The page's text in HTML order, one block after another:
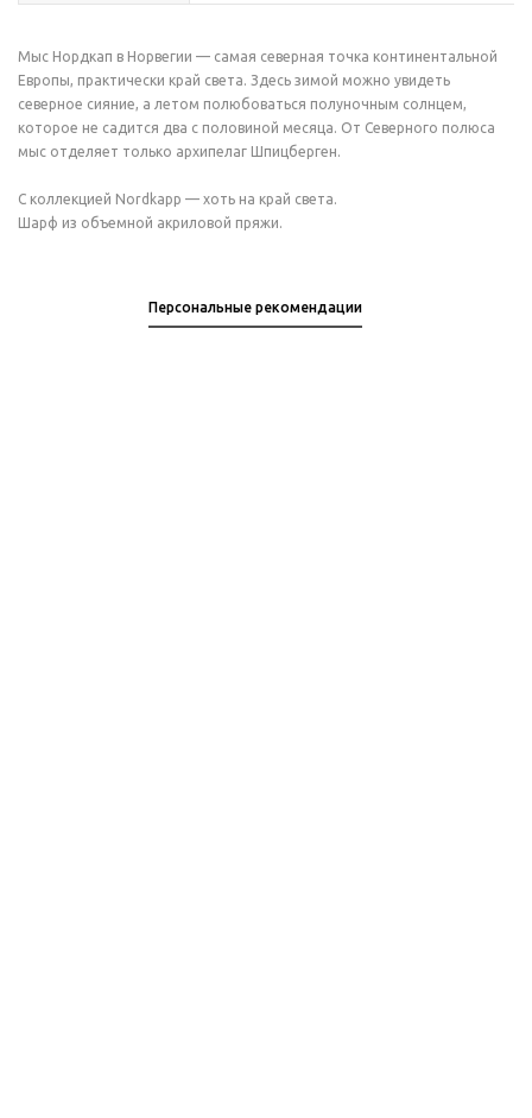
Мыс Нордкап в Норвегии — самая северная точка континентальной
Европы, практически край света. Здесь зимой можно увидеть
северное сияние, а летом полюбоваться полуночным солнцем,
которое не садится два с половиной месяца. От Северного полюса
мыс отделяет только архипелаг Шпицберген.
С коллекцией Nordkapp — хоть на край света.
Шарф из объемной акриловой пряжи.
Персональные рекомендации